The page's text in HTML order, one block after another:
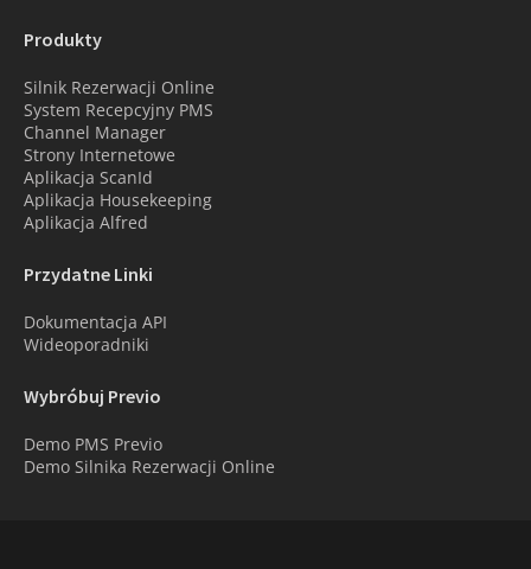
Produkty
Silnik Rezerwacji Online
System Recepcyjny PMS
Channel Manager
Strony Internetowe
Aplikacja ScanId
Aplikacja Housekeeping
Aplikacja Alfred
Przydatne Linki
Dokumentacja API
Wideoporadniki
Wybróbuj Previo
Demo PMS Previo
Demo Silnika Rezerwacji Online